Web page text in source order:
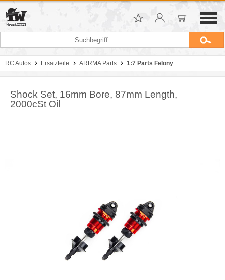
RC Autos Ersatzteile ARRMA Parts 1:7 Parts Felony
Shock Set, 16mm Bore, 87mm Length,
2000cSt Oil